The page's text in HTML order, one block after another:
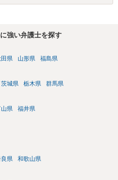
いるPTSDの診断基準に合致した説
く予想されるところです。、もし
知識はもちろん法律知識も要求さ
知識と資料をしっかりと揃えて、
強い弁護士を探す
県 山形県 福島県
茨城県 栃木県 群馬県
県 福井県
県 和歌山県